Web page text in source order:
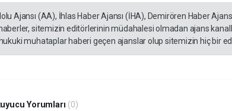
Ajansı (AA), İhlas Haber Ajansı (İHA), Demirören Haber
sitemizin editörlerinin müdahalesi olmadan ajans
muhataplar haberi geçen ajanslar olup sitemizin hiç bir
Yorumları (0)